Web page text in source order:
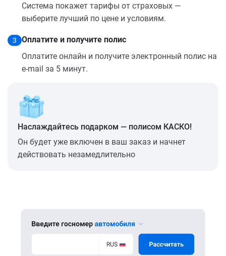
Система покажет тарифы от страховых —
выберите лучший по цене и условиям.
3
Оплатите и получите полис
Оплатите онлайн и получите электронный полис на
e-mail за 5 минут.
Наслаждайтесь подарком — полисом КАСКО!
Он будет уже включен в ваш заказ и начнет
действовать незамедлительно